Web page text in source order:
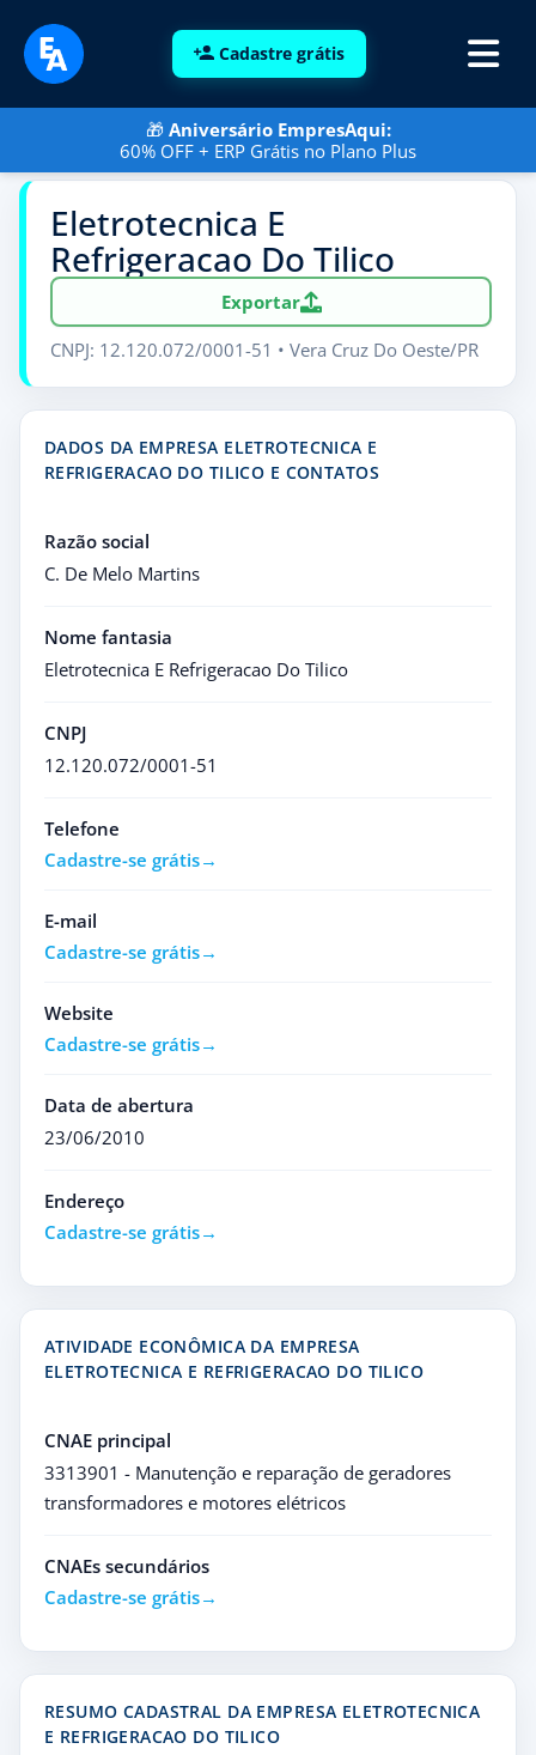
Cadastre grátis
🎁 Aniversário EmpresAqui:
60% OFF + ERP Grátis no Plano Plus
Eletrotecnica E
Refrigeracao Do Tilico
Exportar
CNPJ: 12.120.072/0001-51 • Vera Cruz Do Oeste/PR
DADOS DA EMPRESA ELETROTECNICA E
REFRIGERACAO DO TILICO E CONTATOS
Razão social
C. De Melo Martins
Nome fantasia
Eletrotecnica E Refrigeracao Do Tilico
CNPJ
12.120.072/0001-51
Telefone
Cadastre-se grátis
E-mail
Cadastre-se grátis
Website
Cadastre-se grátis
Data de abertura
23/06/2010
Endereço
Cadastre-se grátis
ATIVIDADE ECONÔMICA DA EMPRESA
ELETROTECNICA E REFRIGERACAO DO TILICO
CNAE principal
3313901 - Manutenção e reparação de geradores
transformadores e motores elétricos
CNAEs secundários
Cadastre-se grátis
RESUMO CADASTRAL DA EMPRESA ELETROTECNICA
E REFRIGERACAO DO TILICO